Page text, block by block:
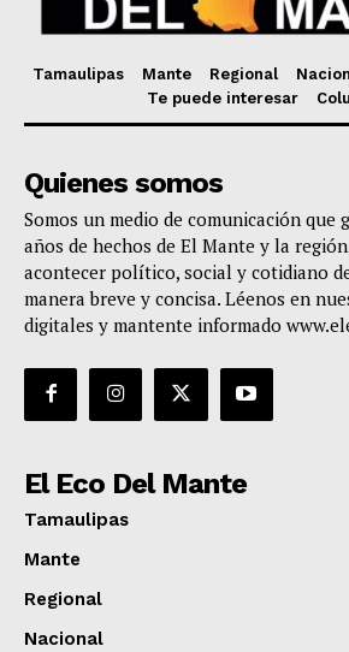
Tamaulipas Mante Regional
Te puede interesar
Quienes somos
Somos un medio de comunicación que
años de hechos de El Mante y la
acontecer político, social y cotidiano
manera breve y concisa. Léenos en
digitales y mantente informado
El Eco Del Mante
Tamaulipas
Mante
Regional
Nacional